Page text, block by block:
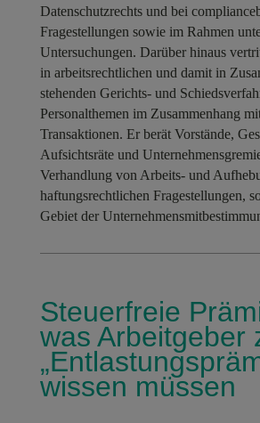
Datenschutzrechts und bei
Fragestellungen sowie im Rahmen
Untersuchungen. Darüber hinaus
in arbeitsrechtlichen und damit in
stehenden Gerichts- und
Personalthemen im Zusammenhang
Transaktionen. Er berät Vorstände,
Aufsichtsräte und
Verhandlung von Arbeits- und
haftungsrechtlichen Fragestellungen,
Gebiet der
Steuerfreie
was Arbeitgeber
wissen müssen